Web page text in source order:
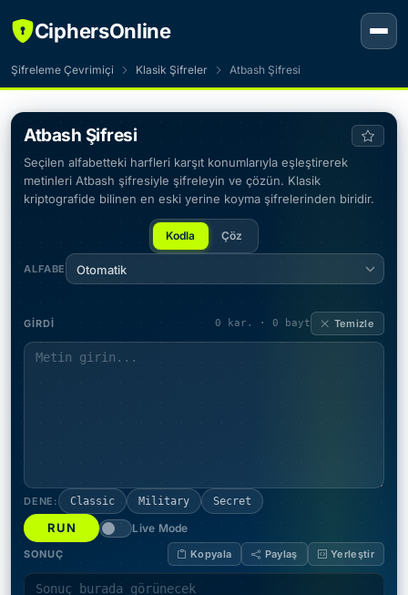
CiphersOnline
Şifreleme Çevrimiçi Klasik Şifreler Atbash Şifresi
Atbash Şifresi
Seçilen alfabetteki harfleri karşıt konumlarıyla eşleştirerek
metinleri Atbash şifresiyle şifreleyin ve çözün. Klasik
kriptografide bilinen en eski yerine koyma şifrelerinden biridir.
Kodla Çöz
ALFABE Otomatik
GIRDI 0 kar. · 0 bayt Temizle
DENE: Classic Military Secret
RUN Live Mode
SONUÇ Kopyala Paylaş Yerleştir